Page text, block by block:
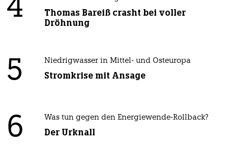
4
Thomas Bareiß crasht bei voller
Dröhnung
5 Niedrigwasser in Mittel- und Osteuropa
Stromkrise mit Ansage
6 Was tun gegen den Energiewende-Rollback?
Der Urknall